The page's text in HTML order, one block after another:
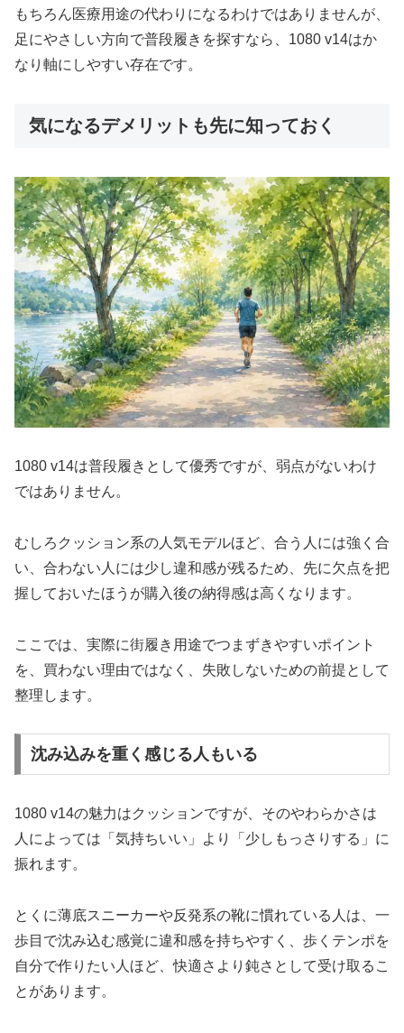
もちろん医療用途の代わりになるわけではありませんが、
足にやさしい方向で普段履きを探すなら、1080 v14はか
なり軸にしやすい存在です。
気になるデメリットも先に知っておく
1080 v14は普段履きとして優秀ですが、弱点がないわけ
ではありません。
むしろクッション系の人気モデルほど、合う人には強く合
い、合わない人には少し違和感が残るため、先に欠点を把
握しておいたほうが購入後の納得感は高くなります。
ここでは、実際に街履き用途でつまずきやすいポイント
を、買わない理由ではなく、失敗しないための前提として
整理します。
沈み込みを重く感じる人もいる
1080 v14の魅力はクッションですが、そのやわらかさは
人によっては「気持ちいい」より「少しもっさりする」に
振れます。
とくに薄底スニーカーや反発系の靴に慣れている人は、一
歩目で沈み込む感覚に違和感を持ちやすく、歩くテンポを
自分で作りたい人ほど、快適さより鈍さとして受け取るこ
とがあります。